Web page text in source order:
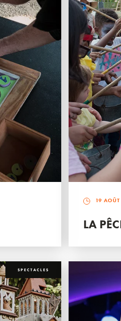
19 AOÛT
LA
SPECTACLES